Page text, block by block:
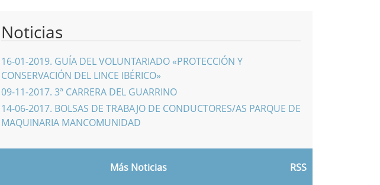
Noticias
16-01-2019. GUÍA DEL VOLUNTARIADO «PROTECCIÓN Y
CONSERVACIÓN DEL LINCE IBÉRICO»
09-11-2017. 3ª CARRERA DEL GUARRINO
14-06-2017. BOLSAS DE TRABAJO DE CONDUCTORES/AS PARQUE DE
MAQUINARIA MANCOMUNIDAD
Más Noticias RSS